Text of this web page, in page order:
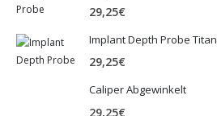
29,25€
Implant Depth Probe Titan
29,25€
Caliper Abgewinkelt
29,25€